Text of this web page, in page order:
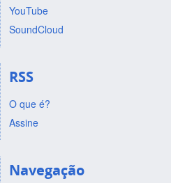
YouTube
SoundCloud
RSS
O que é?
Assine
Navegação